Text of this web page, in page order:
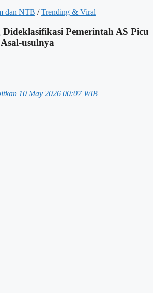
dan NTB / Trending & Viral
Pemerintah AS Picu
usulnya
10 May 2026 00:07 WIB